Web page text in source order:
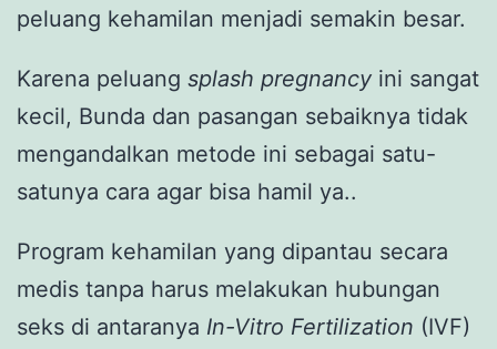
peluang kehamilan menjadi semakin besar.
Karena peluang splash pregnancy ini sangat
kecil, Bunda dan pasangan sebaiknya tidak
mengandalkan metode ini sebagai satu-
satunya cara agar bisa hamil ya..
Program kehamilan yang dipantau secara
medis tanpa harus melakukan hubungan
seks di antaranya In-Vitro Fertilization (IVF)